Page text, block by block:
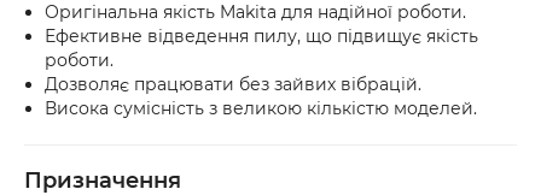
Оригінальна якість Makita для надійної роботи.
Ефективне відведення пилу, що підвищує якість
роботи.
Дозволяє працювати без зайвих вібрацій.
Висока сумісність з великою кількістю моделей.
Призначення